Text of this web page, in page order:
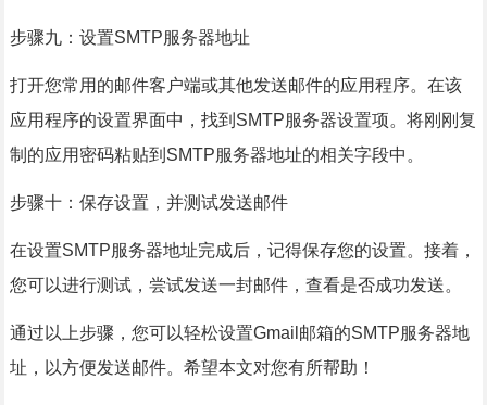
步骤九：设置SMTP服务器地址
打开您常用的邮件客户端或其他发送邮件的应用程序。在该
应用程序的设置界面中，找到SMTP服务器设置项。将刚刚复
制的应用密码粘贴到SMTP服务器地址的相关字段中。
步骤十：保存设置，并测试发送邮件
在设置SMTP服务器地址完成后，记得保存您的设置。接着，
您可以进行测试，尝试发送一封邮件，查看是否成功发送。
通过以上步骤，您可以轻松设置Gmail邮箱的SMTP服务器地
址，以方便发送邮件。希望本文对您有所帮助！